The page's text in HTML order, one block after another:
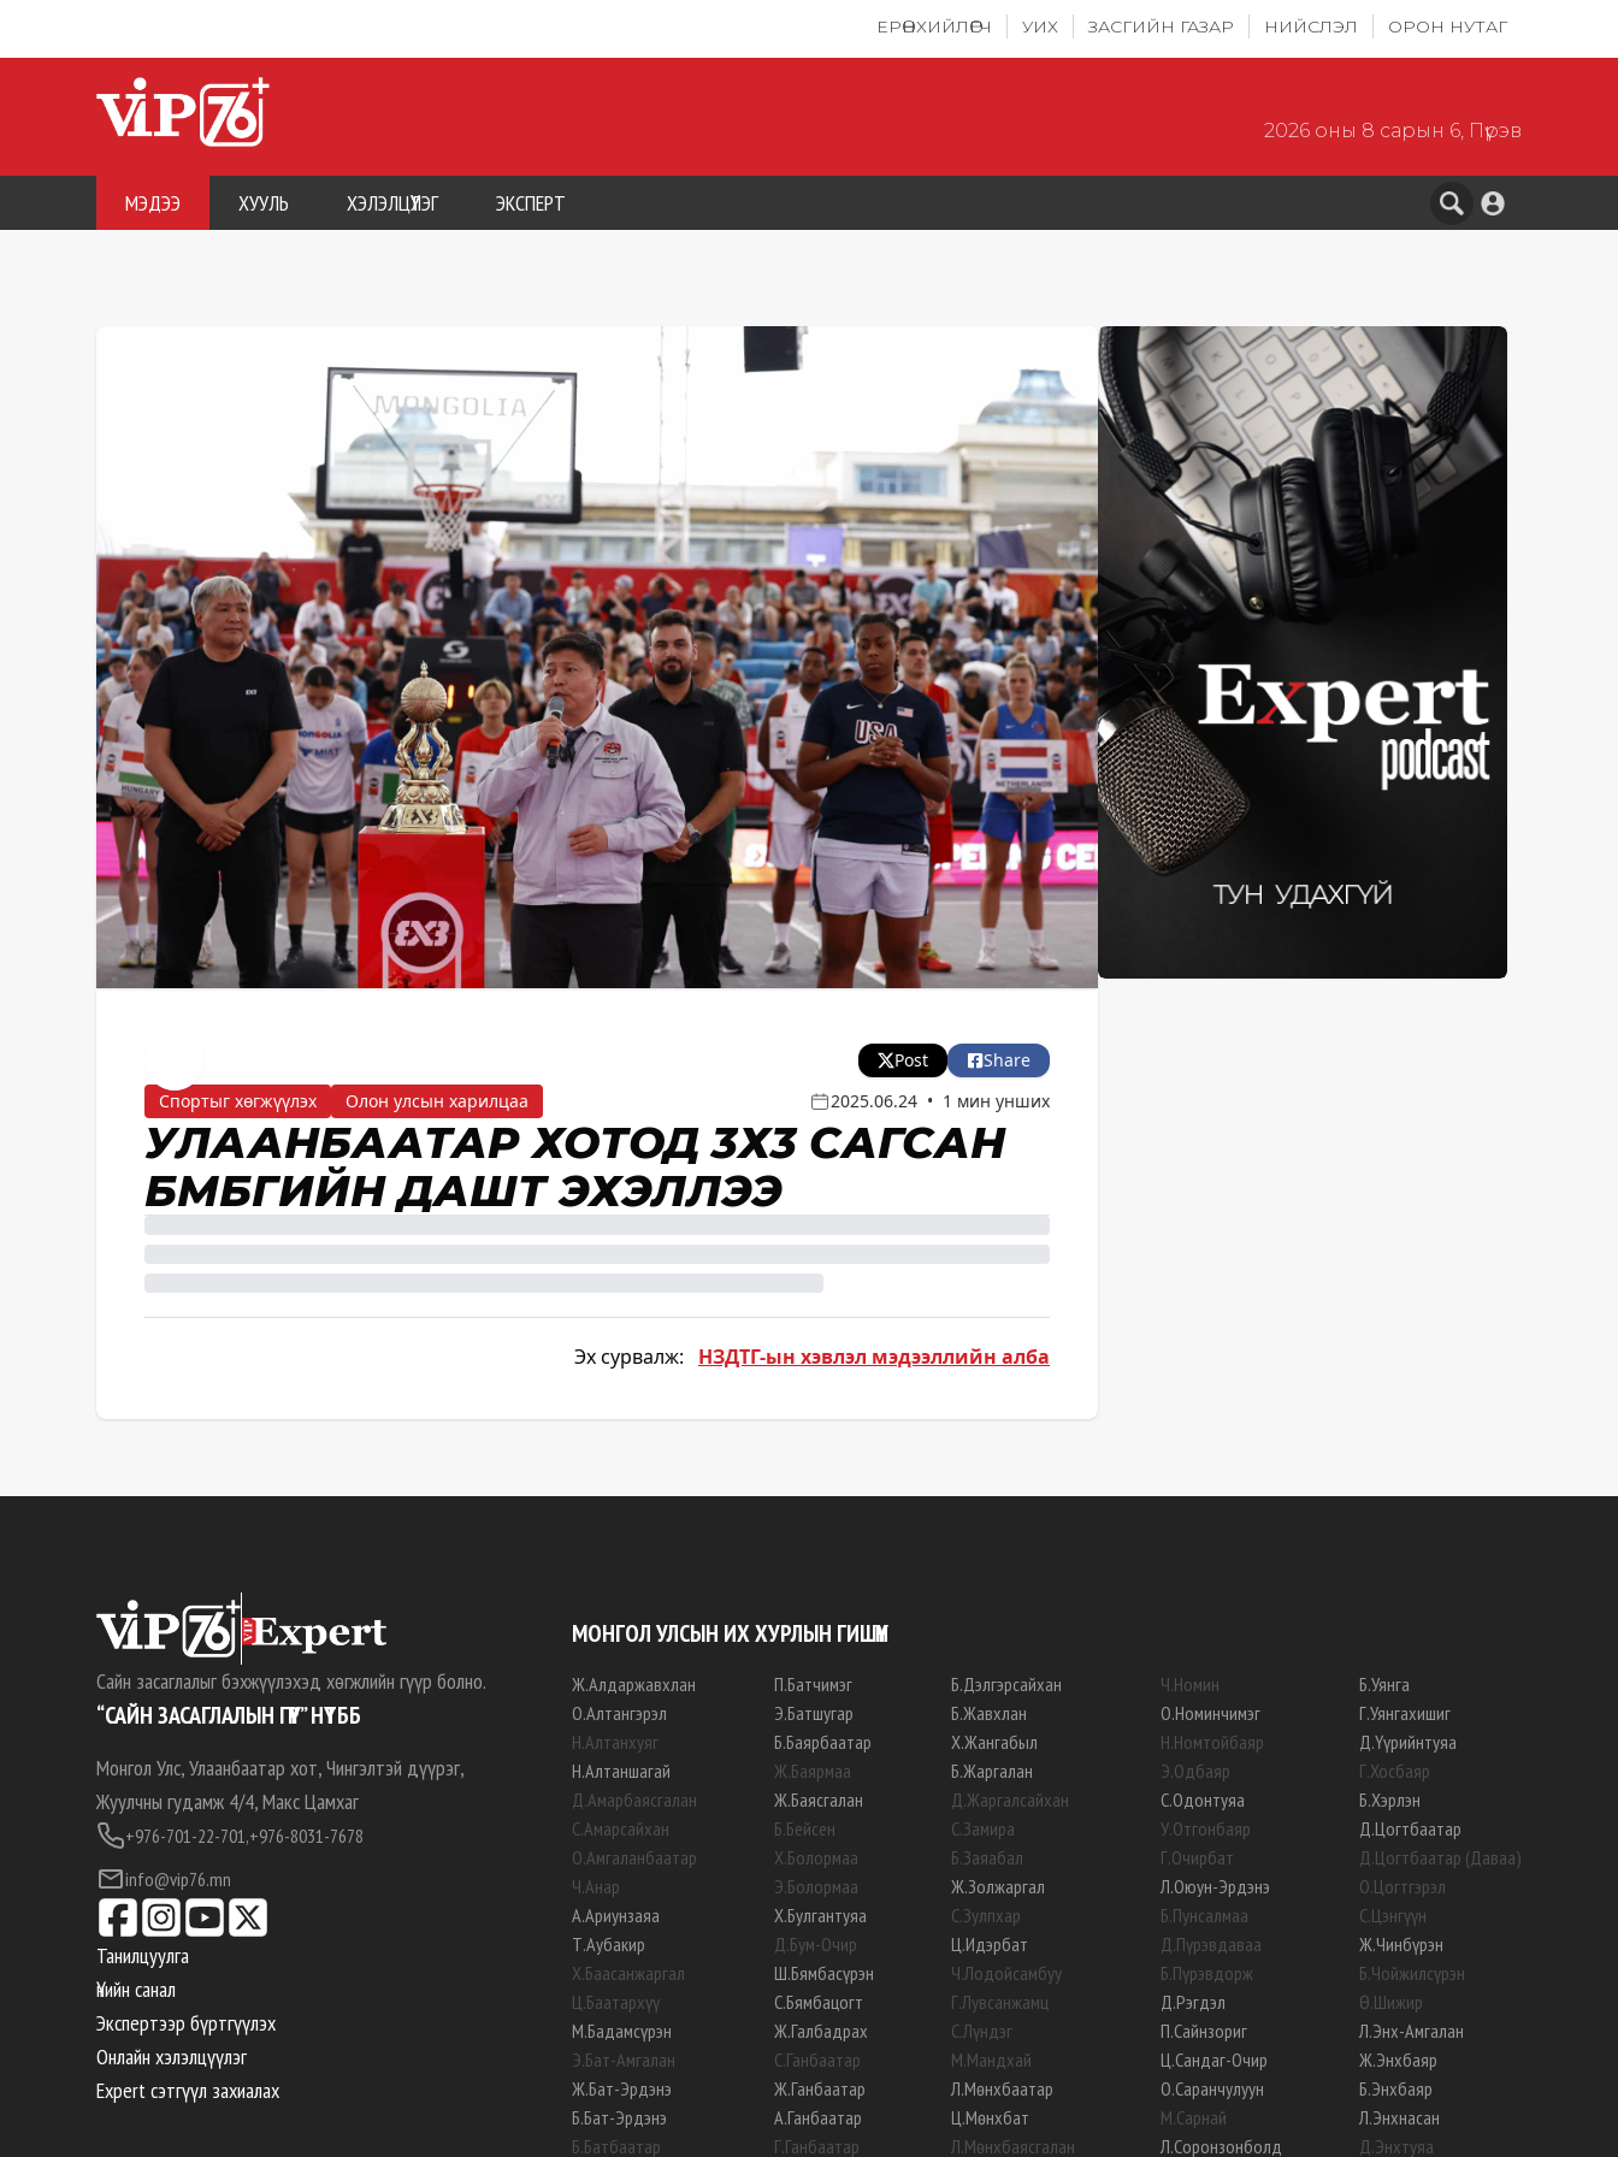
ЕРӨНХИЙЛӨГЧ УИХ ЗАСГИЙН ГАЗАР НИЙСЛЭЛ ОРОН НУТАГ
2026 оны 8 сарын 6, Пүрэв
МЭДЭЭ ХУУЛЬ ХЭЛЭЛЦҮҮЛЭГ ЭКСПЕРТ
Post
Share
Спортыг хөгжүүлэх
Олон улсын харилцаа 2025.06.24 • 1 мин унших
УЛААНБААТАР ХОТОД 3Х3 САГСАН
БӨМБӨГИЙН ДАШТ ЭХЭЛЛЭЭ
Эх сурвалж: НЗДТГ-ын хэвлэл мэдээллийн алба
Сайн засаглалыг бэхжүүлэхэд хөгжлийн гүүр болно.
“САЙН ЗАСАГЛАЛЫН ГҮҮР” НҮТББ
Монгол Улс, Улаанбаатар хот, Чингэлтэй дүүрэг,
Жуулчны гудамж 4/4, Макс Цамхаг
+976-701-22-701,+976-8031-7678
info@vip76.mn
Танилцуулга
Үнийн санал
Экспертээр бүртгүүлэх
Онлайн хэлэлцүүлэг
Expert сэтгүүл захиалах
МОНГОЛ УЛСЫН ИХ ХУРЛЫН ГИШҮҮН
Ж.Алдаржавхлан
О.Алтангэрэл
Н.Алтанхуяг
Н.Алтаншагай
Д.Амарбаясгалан
С.Амарсайхан
О.Амгаланбаатар
Ч.Анар
А.Ариунзаяа
Т.Аубакир
Х.Баасанжаргал
Ц.Баатархүү
М.Бадамсүрэн
Э.Бат-Амгалан
Ж.Бат-Эрдэнэ
Б.Бат-Эрдэнэ
Б.Батбаатар
П.Батчимэг
Э.Батшугар
Б.Баярбаатар
Ж.Баярмаа
Ж.Баясгалан
Б.Бейсен
Х.Болормаа
Э.Болормаа
Х.Булгантуяа
Д.Бум-Очир
Ш.Бямбасүрэн
С.Бямбацогт
Ж.Галбадрах
С.Ганбаатар
Ж.Ганбаатар
А.Ганбаатар
Г.Ганбаатар
Б.Дэлгэрсайхан
Б.Жавхлан
Х.Жангабыл
Б.Жаргалан
Д.Жаргалсайхан
С.Замира
Б.Заяабал
Ж.Золжаргал
С.Зулпхар
Ц.Идэрбат
Ч.Лодойсамбуу
Г.Лувсанжамц
С.Лүндэг
М.Мандхай
Л.Мөнхбаатар
Ц.Мөнхбат
Л.Мөнхбаясгалан
Ч.Номин
О.Номинчимэг
Н.Номтойбаяр
Э.Одбаяр
С.Одонтуяа
У.Отгонбаяр
Г.Очирбат
Л.Оюун-Эрдэнэ
Б.Пунсалмаа
Д.Пүрэвдаваа
Б.Пүрэвдорж
Д.Рэгдэл
П.Сайнзориг
Ц.Сандаг-Очир
О.Саранчулуун
М.Сарнай
Л.Соронзонболд
Б.Уянга
Г.Уянгахишиг
Д.Үүрийнтуяа
Г.Хосбаяр
Б.Хэрлэн
Д.Цогтбаатар
Д.Цогтбаатар (Даваа)
О.Цогтгэрэл
С.Цэнгүүн
Ж.Чинбүрэн
Б.Чойжилсүрэн
Ө.Шижир
Л.Энх-Амгалан
Ж.Энхбаяр
Б.Энхбаяр
Л.Энхнасан
Д.Энхтуяа